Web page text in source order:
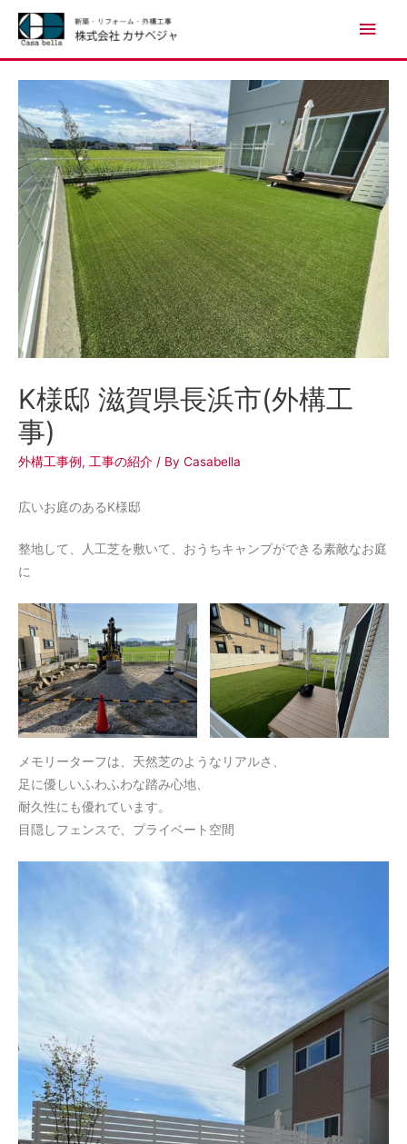
K様邸 滋賀県長浜市(外構工
事)
外構工事例 , 工事の紹介 / By Casabella
広いお庭のあるK様邸
整地して、人工芝を敷いて、おうちキャンプができる素敵なお庭
に
メモリーターフは、天然芝のようなリアルさ、
足に優しいふわふわな踏み心地、
耐久性にも優れています。
目隠しフェンスで、プライベート空間